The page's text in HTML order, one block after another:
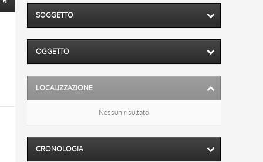
SOGGETTO
OGGETTO
LOCALIZZAZIONE
Nessun risultato
CRONOLOGIA